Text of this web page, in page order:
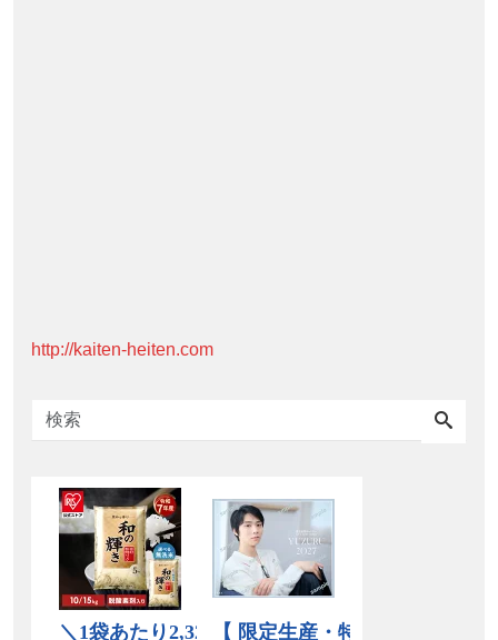
http://kaiten-heiten.com